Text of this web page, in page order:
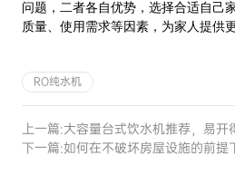
问题，二者各自优势，选择合适自己
质量、使用需求等因素，为家人提供
RO纯水机
上一篇:大容量台式饮水机推荐，易开
下一篇:如何在不破坏房屋设施的前提下